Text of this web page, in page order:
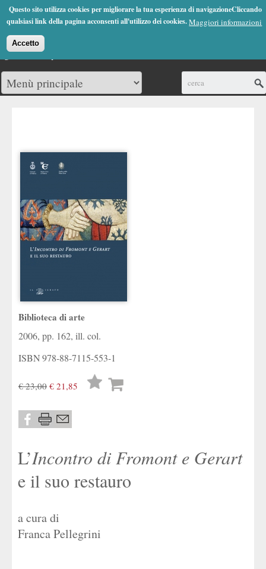
Questo sito utilizza cookies per migliorare la tua esperienza di navigazioneCliccando
qualsiasi link della pagina acconsenti all'utilizzo dei cookies.Maggiori informazioni
Accetto
Jump to Navigation
(0)
Biblioteca di arte
2006, pp. 162, ill. col.
ISBN978-88-7115-553-1
€ 23,00 € 21,85
Lista
L’Incontro di Fromont e Gerart
e il suo restauro
a cura di
Franca Pellegrini